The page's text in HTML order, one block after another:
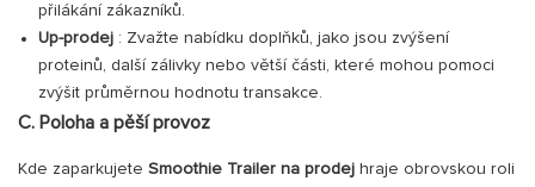
přilákání zákazníků.
Up-prodej : Zvažte nabídku doplňků, jako jsou zvýšení
proteinů, další zálivky nebo větší části, které mohou pomoci
zvýšit průměrnou hodnotu transakce.
C. Poloha a pěší provoz
Kde zaparkujete Smoothie Trailer na prodej hraje obrovskou roli